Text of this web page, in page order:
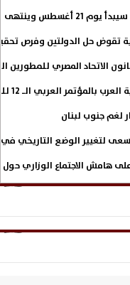
فى مايو
تقوض حل الدولتين وفرص
الاتحاد المصري للمطورين
الـ 12 للمسؤولين عن الأمن السياحي
لغم جنوب لبنان
لتغيير الوضع التاريخي
هامش الاجتماع الوزاري